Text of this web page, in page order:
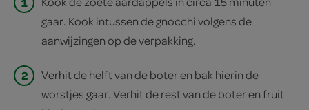
gaar. Kook intussen de gnocchi volgens de
aanwijzingen op de verpakking.
2
Verhit de helft van de boter en bak hierin de
worstjes gaar. Verhit de rest van de boter en fruit